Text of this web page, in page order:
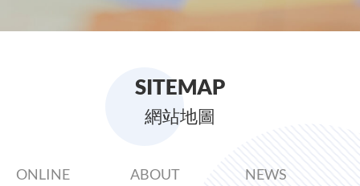
SITEMAP
網站地圖
ONLINE
ABOUT NEWS